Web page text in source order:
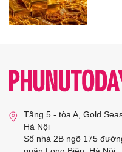
Tầng 5 - tòa A, Gold
Hà Nội
Số nhà 2B ngõ 175